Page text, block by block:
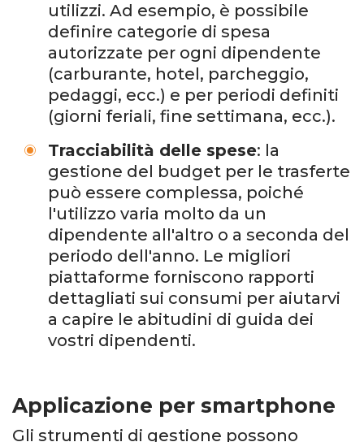
utilizzi. Ad esempio, è possibile
definire categorie di spesa
autorizzate per ogni dipendente
(carburante, hotel, parcheggio,
pedaggi, ecc.) e per periodi definiti
(giorni feriali, fine settimana, ecc.).
Tracciabilità delle spese: la
gestione del budget per le trasferte
può essere complessa, poiché
l'utilizzo varia molto da un
dipendente all'altro o a seconda del
periodo dell'anno. Le migliori
piattaforme forniscono rapporti
dettagliati sui consumi per aiutarvi
a capire le abitudini di guida dei
vostri dipendenti.
Applicazione per smartphone
Gli strumenti di gestione possono